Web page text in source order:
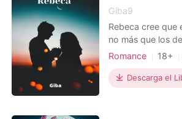
Giba9
Rebeca cree que
no más que los
que el amor se
piensa que la
si se tratara de
Romance 18+
Embarazo
Dramático
Descarga el